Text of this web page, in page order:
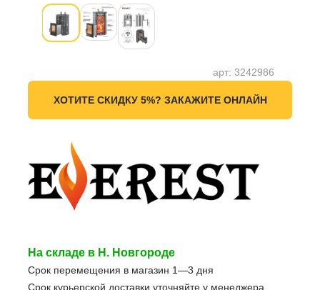
арт: 3242986
На складе в Н. Новгороде
Срок перемещения в магазин 1—3 дня
Срок курьерской доставки уточняйте у менеджера
ХОТИТЕ СКИДКУ 5%? ЗАКАЖИТЕ ОНЛАЙН